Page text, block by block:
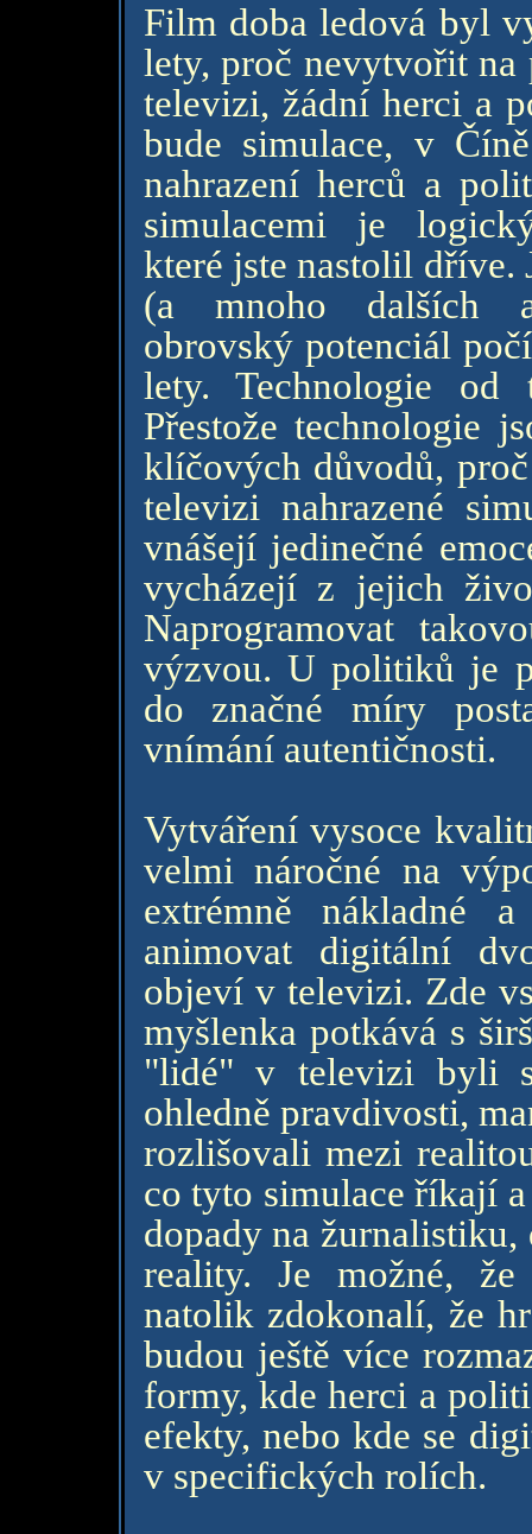
Film doba ledová byl
lety, proč nevytvořit
televizi, žádní herci a
bude simulace, v
nahrazení herců a
simulacemi je
které jste nastolil dříve.
(a mnoho dalších
obrovský potenciál
lety. Technologie od
Přestože technologie
klíčových důvodů,
televizi nahrazené
vnášejí jedinečné
vycházejí z jejich
Naprogramovat
výzvou. U politiků je
do značné míry
vnímání autentičnosti.
Vytváření vysoce
velmi náročné na
extrémně nákladné
animovat digitální
objeví v televizi. Zde
myšlenka potkává s
"lidé" v televizi byli
ohledně pravdivosti,
rozlišovali mezi
co tyto simulace říkají
dopady na
reality. Je možné,
natolik zdokonalí, že
budou ještě více
formy, kde herci a
efekty, nebo kde se
v specifických rolích.